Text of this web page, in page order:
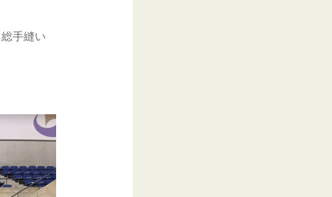
手縫い